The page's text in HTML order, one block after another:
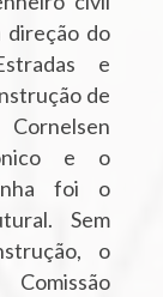
direção do
e
de
e o
foi o
Sem
o